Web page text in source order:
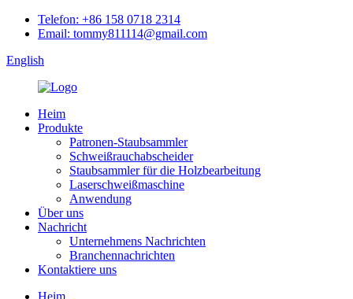
Telefon: +86 158 0718 2314
Email: tommy811114@gmail.com
English
Heim
Produkte
Patronen-Staubsammler
Schweißrauchabscheider
Staubsammler für die Holzbearbeitung
Laserschweißmaschine
Anwendung
Über uns
Nachricht
Unternehmens Nachrichten
Branchennachrichten
Kontaktiere uns
Heim